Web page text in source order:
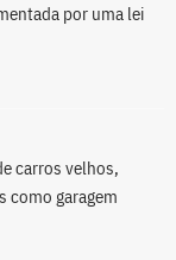
por uma lei
carros velhos,
como garagem